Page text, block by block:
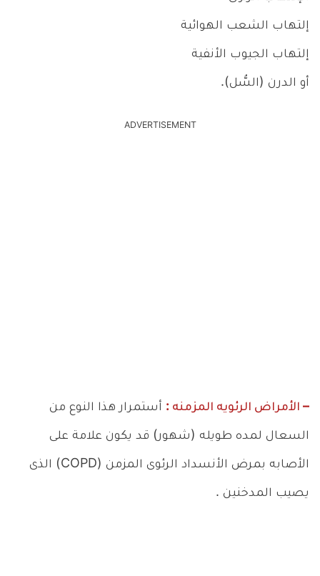
إلتهاب الشعب الهوائية
إلتهاب الجيوب الأنفية
أو الدرن (السُّل).
ADVERTISEMENT
– الأمراض الرئويه المزمنه : أستمرار هذا النوع من
السعال لمده طويله (شهور) قد يكون علامة على
الأصابه بمرض الأنسداد الرئوى المزمن (COPD) الذى
يصيب المدخنين .